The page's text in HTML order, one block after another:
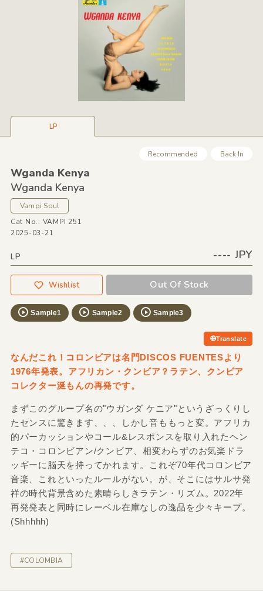
LP
Recommended Back In
Wganda Kenya
Wganda Kenya
Vampi Soul
Cat No.: VAMPI 251
2025-03-21
LP ---- JPY
Wishlist Out Of Stock
Sample1 Sample2 Sample3
Translate
なんだこれ！コロンビアは名門DISCOS FUENTESより
1976年発表。アフリカン・クンビア？ラテン、クンビア
コレクター涎もんの再発です。
まずこのグループ名の"ウガンダ ケニア"というざっくりし
たセンスに驚きます、、、しかし音ももっと変。アフリカ
的パーカッションやコール&レスポンスを取り入れたヘン
テコ・コロンビアン/クンビア、相変わらずのお気楽ドラ
ッギーに脳天を持ってかれます。これぞ70年代コロンビア
音楽、これといったルールがない。が、そこにはサルサ発
祥の時代背景含めた素晴らしきラテン・リズム。2022年
再発発表と同時にレーベル在庫なしの逸品を少々キープ。
(Shhhhh)
#COLOMBIA